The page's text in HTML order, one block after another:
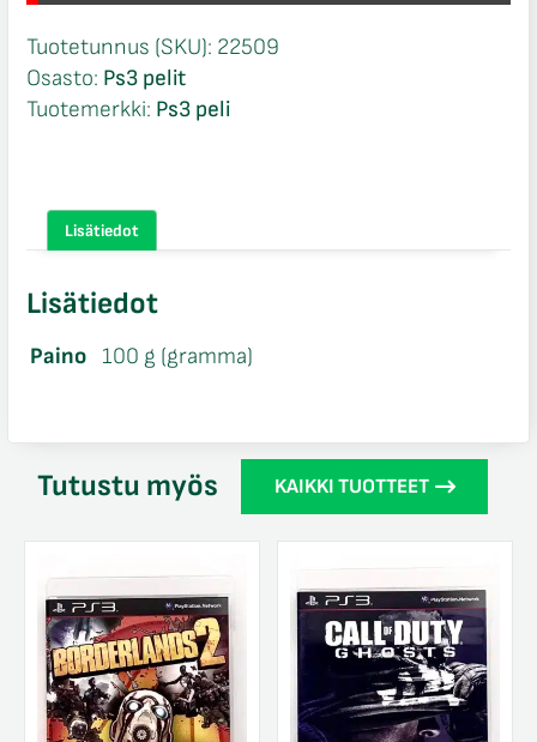
Tuotetunnus (SKU): 22509
Osasto: Ps3 pelit
Tuotemerkki: Ps3 peli
Lisätiedot
Lisätiedot
Paino 100 g (gramma)
Tutustu myös KAIKKI TUOTTEET